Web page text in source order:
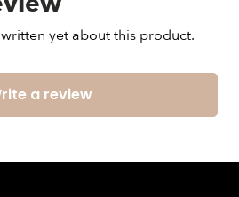
yet about this product.
a review